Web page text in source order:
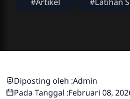
Diposting oleh :Admin
Pada Tanggal :Februari 08,